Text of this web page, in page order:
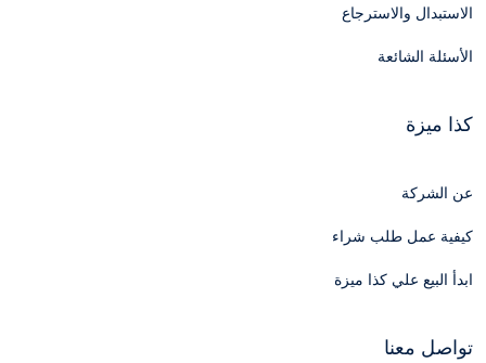
الاستبدال والاسترجاع
الأسئلة الشائعة
كذا ميزة
عن الشركة
كيفية عمل طلب شراء
ابدأ البيع علي كذا ميزة
تواصل معنا